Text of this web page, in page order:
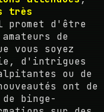
très
d'être
de
vous soyez
d'intrigues
ou de
ont de
binge-